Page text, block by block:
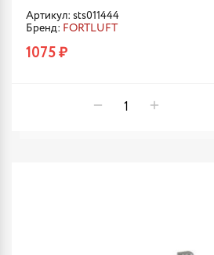
Артикул: sts011444
Бренд: FORTLUFT
1075 ₽